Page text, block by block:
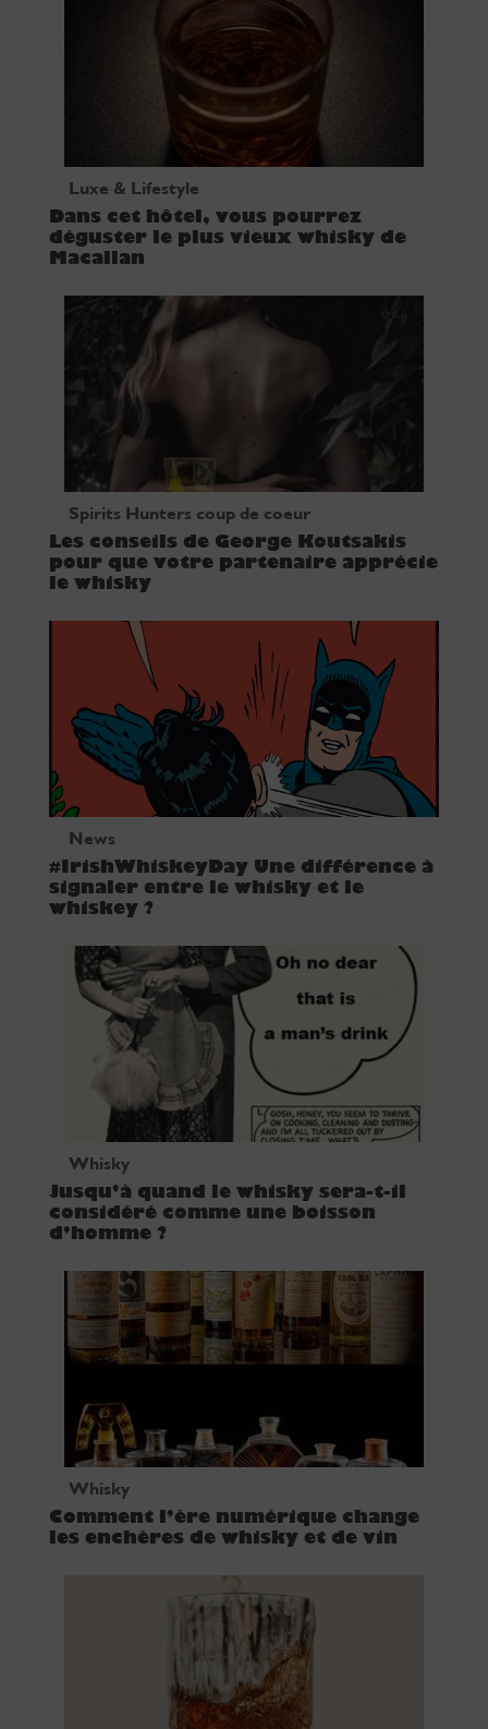
Luxe & Lifestyle
Dans cet hôtel, vous pourrez
déguster le plus vieux whisky de
Macallan
Spirits Hunters coup de coeur
Les conseils de George Koutsakis
pour que votre partenaire apprécie
le whisky
News
#IrishWhiskeyDay Une différence à
signaler entre le whisky et le
whiskey ?
Whisky
Jusqu’à quand le whisky sera-t-il
considéré comme une boisson
d’homme ?
Whisky
Comment l’ère numérique change
les enchères de whisky et de vin